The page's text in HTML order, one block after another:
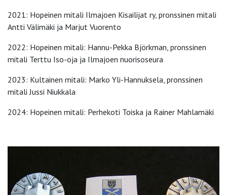
2021: Hopeinen mitali Ilmajoen Kisailijat ry, pronssinen mitali
Antti Välimäki ja Marjut Vuorento
2022: Hopeinen mitali: Hannu-Pekka Björkman, pronssinen
mitali Terttu Iso-oja ja Ilmajoen nuorisoseura
2023: Kultainen mitali: Marko Yli-Hannuksela, pronssinen
mitali Jussi Niukkala
2024: Hopeinen mitali: Perhekoti Toiska ja Rainer Mahlamäki